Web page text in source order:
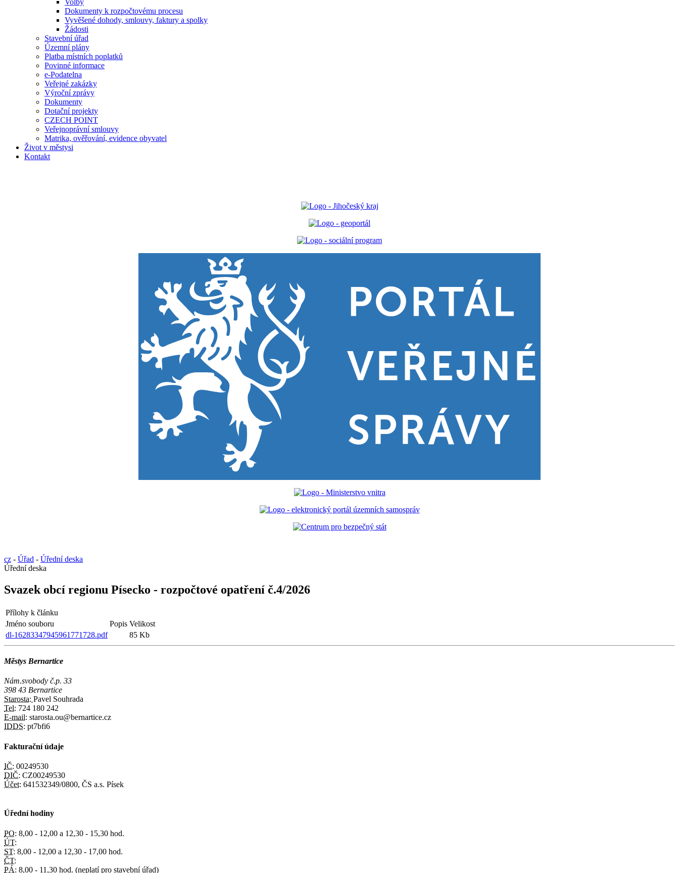
Volby
Dokumenty k rozpočtovému procesu
Vyvěšené dohody, smlouvy, faktury a spolky
Žádosti
Stavební úřad
Územní plány
Platba místních poplatků
Povinné informace
e-Podatelna
Veřejné zakázky
Výroční zprávy
Dokumenty
Dotační projekty
CZECH POINT
Veřejnoprávní smlouvy
Matrika, ověřování, evidence obyvatel
Život v městysi
Kontakt
cz - Úřad - Úřední deska
Úřední deska
Svazek obcí regionu Písecko - rozpočtové opatření č.4/2026
Přílohy k článku
Jméno souboru
Popis Velikost
dl-16283347945961771728.pdf
85 Kb
Městys Bernartice
Nám.svobody č.p. 33
398 43 Bernartice
Starosta: Pavel Souhrada
Tel: 724 180 242
E-mail: starosta.ou@bernartice.cz
IDDS: pt7bfi6
Fakturační údaje
IČ: 00249530
DIČ: CZ00249530
Účet: 641532349/0800, ČS a.s. Písek
Úřední hodiny
PO: 8,00 - 12,00 a 12,30 - 15,30 hod.
ÚT:
ST: 8,00 - 12,00 a 12,30 - 17,00 hod.
ČT:
PÁ: 8,00 - 11,30 hod. (neplatí pro stavební úřad)